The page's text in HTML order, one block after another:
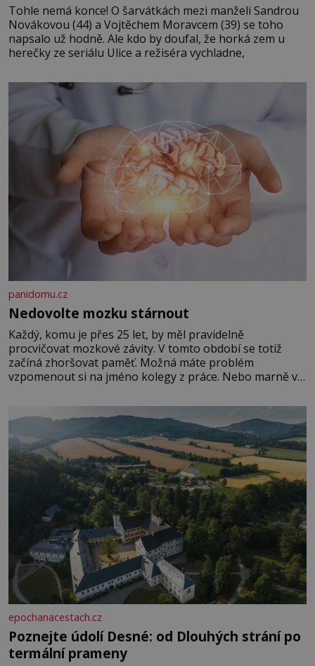
Tohle nemá konce! O šarvátkách mezi manželi Sandrou
Novákovou (44) a Vojtěchem Moravcem (39) se toho
napsalo už hodně. Ale kdo by doufal, že horká zem u
herečky ze seriálu Ulice a režiséra vychladne,
panidomu.cz
Nedovolte mozku stárnout
Každý, komu je přes 25 let, by měl pravidelně
procvičovat mozkové závity. V tomto období se totiž
začíná zhoršovat paměť. Možná máte problém
vzpomenout si na jméno kolegy z práce. Nebo marně v
Je to opravdu tak, s věkem jako kdyby se paměť
rozhodla stávkovat. Cvičte
epochanacestach.cz
Poznejte údolí Desné: od Dlouhých strání po
termální prameny